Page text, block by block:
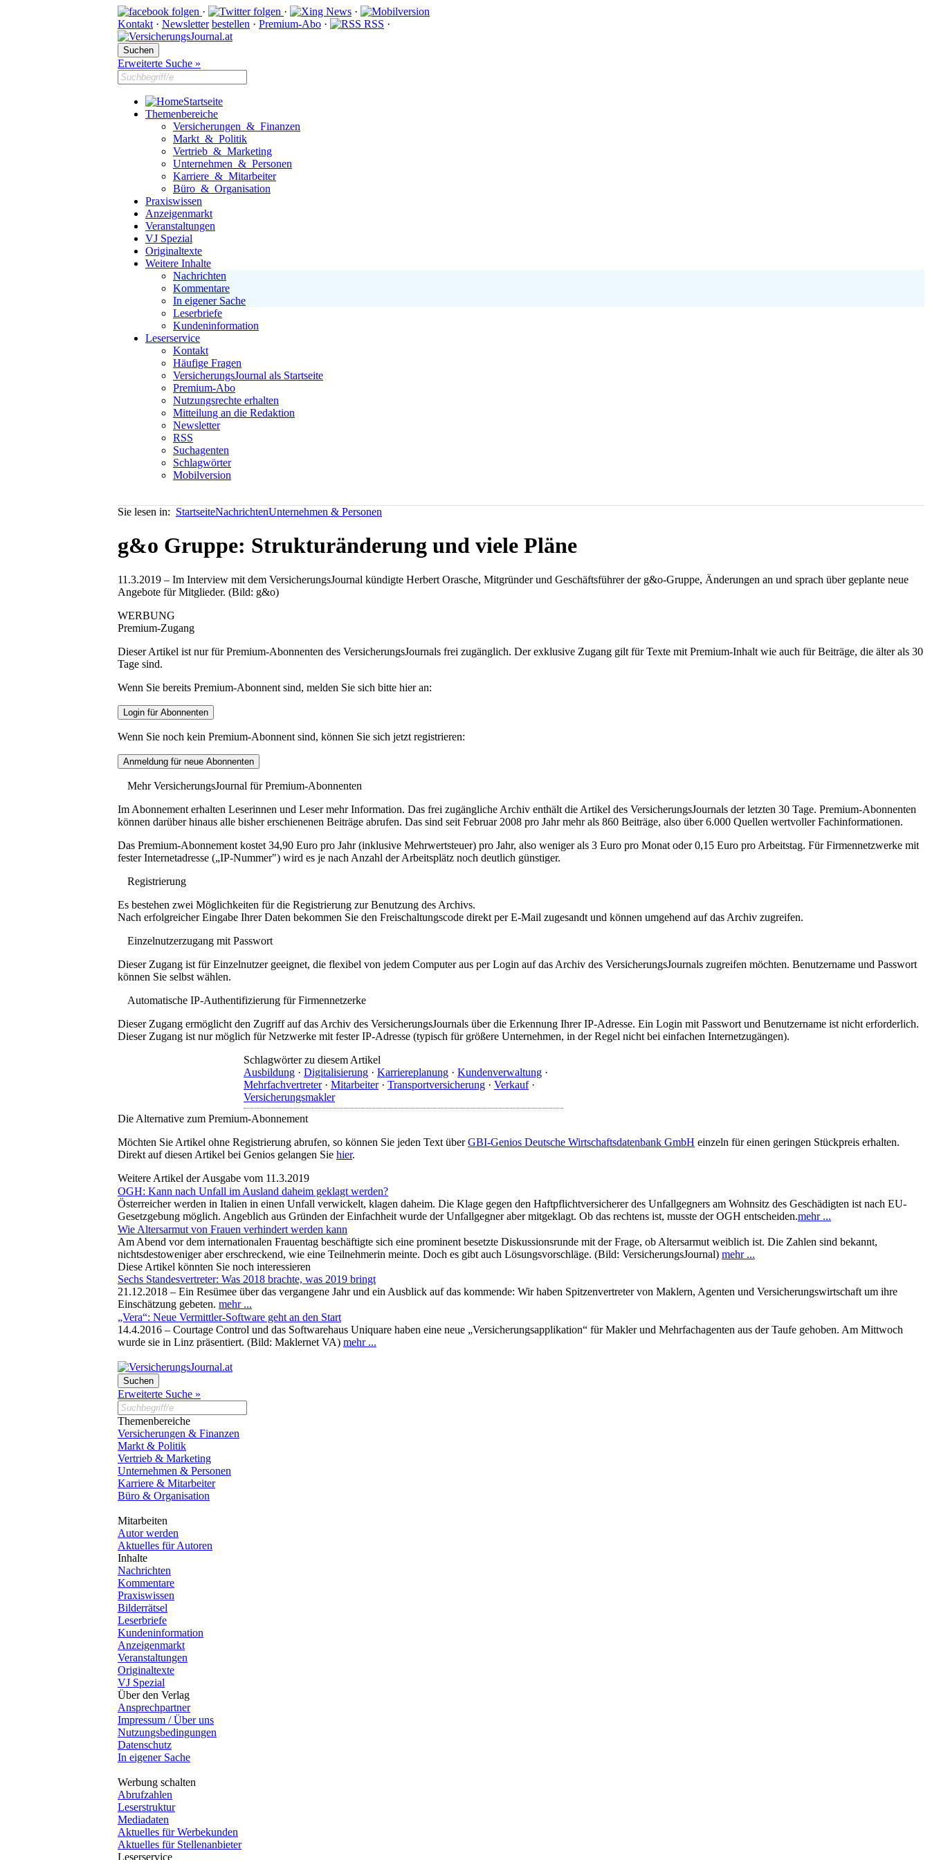
· ·
·
Kontakt · Newsletter bestellen · Premium-Abo · RSS ·
Erweiterte Suche »
Startseite
Themenbereiche
Versicherungen & Finanzen
Markt & Politik
Vertrieb & Marketing
Unternehmen & Personen
Karriere & Mitarbeiter
Büro & Organisation
Praxiswissen
Anzeigenmarkt
Veranstaltungen
VJ Spezial
Originaltexte
Weitere Inhalte
Nachrichten
Kommentare
In eigener Sache
Leserbriefe
Kundeninformation
Leserservice
Kontakt
Häufige Fragen
VersicherungsJournal als Startseite
Premium-Abo
Nutzungsrechte erhalten
Mitteilung an die Redaktion
Newsletter
RSS
Suchagenten
Schlagwörter
Mobilversion
Sie lesen in: StartseiteNachrichtenUnternehmen & Personen
g&o Gruppe: Strukturänderung und viele Pläne
11.3.2019 – Im Interview mit dem VersicherungsJournal kündigte Herbert Orasche, Mitgründer und Geschäftsführer der g&o-Gruppe, Änderungen an und sprach über geplante neue
Angebote für Mitglieder. (Bild: g&o)
WERBUNG
Premium-Zugang
Dieser Artikel ist nur für Premium-Abonnenten des VersicherungsJournals frei zugänglich. Der exklusive Zugang gilt für Texte mit Premium-Inhalt wie auch für Beiträge, die älter als 30
Tage sind.
Wenn Sie bereits Premium-Abonnent sind, melden Sie sich bitte hier an:
Wenn Sie noch kein Premium-Abonnent sind, können Sie sich jetzt registrieren:
Mehr VersicherungsJournal für Premium-Abonnenten
Im Abonnement erhalten Leserinnen und Leser mehr Information. Das frei zugängliche Archiv enthält die Artikel des VersicherungsJournals der letzten 30 Tage. Premium-Abonnenten
können darüber hinaus alle bisher erschienenen Beiträge abrufen. Das sind seit Februar 2008 pro Jahr mehr als 860 Beiträge, also über 6.000 Quellen wertvoller Fachinformationen.
Das Premium-Abonnement kostet 34,90 Euro pro Jahr (inklusive Mehrwertsteuer) pro Jahr, also weniger als 3 Euro pro Monat oder 0,15 Euro pro Arbeitstag. Für Firmennetzwerke mit
fester Internetadresse („IP-Nummer") wird es je nach Anzahl der Arbeitsplätz noch deutlich günstiger.
Registrierung
Es bestehen zwei Möglichkeiten für die Registrierung zur Benutzung des Archivs.
Nach erfolgreicher Eingabe Ihrer Daten bekommen Sie den Freischaltungscode direkt per E-Mail zugesandt und können umgehend auf das Archiv zugreifen.
Einzelnutzerzugang mit Passwort
Dieser Zugang ist für Einzelnutzer geeignet, die flexibel von jedem Computer aus per Login auf das Archiv des VersicherungsJournals zugreifen möchten. Benutzername und Passwort
können Sie selbst wählen.
Automatische IP-Authentifizierung für Firmennetzerke
Dieser Zugang ermöglicht den Zugriff auf das Archiv des VersicherungsJournals über die Erkennung Ihrer IP-Adresse. Ein Login mit Passwort und Benutzername ist nicht erforderlich.
Dieser Zugang ist nur möglich für Netzwerke mit fester IP-Adresse (typisch für größere Unternehmen, in der Regel nicht bei einfachen Internetzugängen).
Schlagwörter zu diesem Artikel
Ausbildung · Digitalisierung · Karriereplanung · Kundenverwaltung ·
Mehrfachvertreter· Mitarbeiter· Transportversicherung · Verkauf·
Versicherungsmakler
Die Alternative zum Premium-Abonnement
Möchten Sie Artikel ohne Registrierung abrufen, so können Sie jeden Text überGBI-Genios Deutsche Wirtschaftsdatenbank GmbH einzeln für einen geringen Stückpreis erhalten.
Direkt auf diesen Artikel bei Genios gelangen Sie hier.
Weitere Artikel der Ausgabe vom 11.3.2019
OGH: Kann nach Unfall im Ausland daheim geklagt werden?
Österreicher werden in Italien in einen Unfall verwickelt, klagen daheim. Die Klage gegen den Haftpflichtversicherer des Unfallgegners am Wohnsitz des Geschädigten ist nach EU-
Gesetzgebung möglich. Angeblich aus Gründen der Einfachheit wurde der Unfallgegner aber mitgeklagt. Ob das rechtens ist, musste der OGH entscheiden.mehr ...
Wie Altersarmut von Frauen verhindert werden kann
Am Abend vor dem internationalen Frauentag beschäftigte sich eine prominent besetzte Diskussionsrunde mit der Frage, ob Altersarmut weiblich ist. Die Zahlen sind bekannt,
nichtsdestoweniger aber erschreckend, wie eine Teilnehmerin meinte. Doch es gibt auch Lösungsvorschläge. (Bild: VersicherungsJournal) mehr ...
Diese Artikel könnten Sie noch interessieren
Sechs Standesvertreter: Was 2018 brachte, was 2019 bringt
21.12.2018 – Ein Resümee über das vergangene Jahr und ein Ausblick auf das kommende: Wir haben Spitzenvertreter von Maklern, Agenten und Versicherungswirtschaft um ihre
Einschätzung gebeten. mehr ...
„Vera“: Neue Vermittler-Software geht an den Start
14.4.2016 – Courtage Control und das Softwarehaus Uniquare haben eine neue „Versicherungsapplikation“ für Makler und Mehrfachagenten aus der Taufe gehoben. Am Mittwoch
wurde sie in Linz präsentiert. (Bild: Maklernet VA) mehr ...
Erweiterte Suche »
Themenbereiche
Versicherungen & Finanzen
Markt & Politik
Vertrieb & Marketing
Unternehmen & Personen
Karriere & Mitarbeiter
Büro & Organisation
Mitarbeiten
Autor werden
Aktuelles für Autoren
Inhalte
Nachrichten
Kommentare
Praxiswissen
Bilderrätsel
Leserbriefe
Kundeninformation
Anzeigenmarkt
Veranstaltungen
Originaltexte
VJ Spezial
Über den Verlag
Ansprechpartner
Impressum / Über uns
Nutzungsbedingungen
Datenschutz
In eigener Sache
Werbung schalten
Abrufzahlen
Leserstruktur
Mediadaten
Aktuelles für Werbekunden
Aktuelles für Stellenanbieter
Leserservice